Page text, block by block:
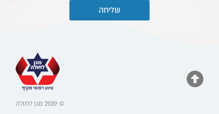
שליחה
© 2019 מגן לחולה